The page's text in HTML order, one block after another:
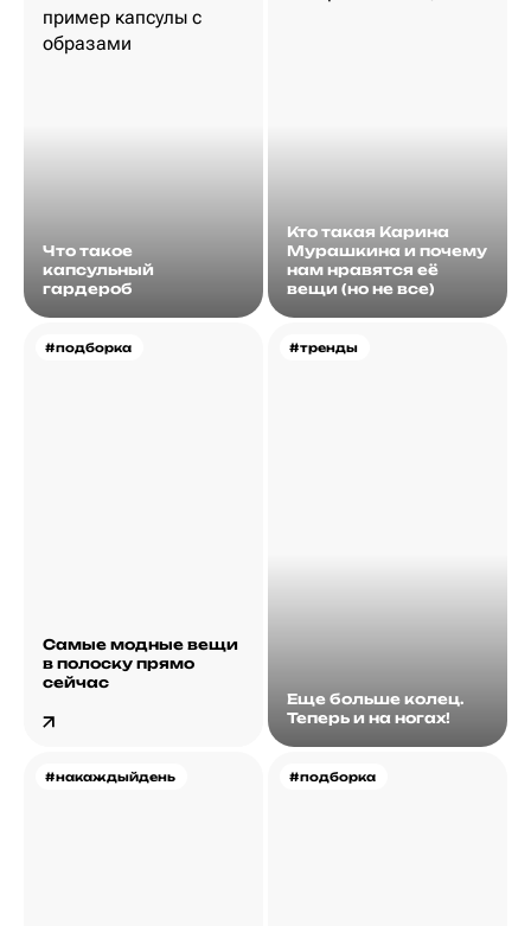
Что такое
капсульный
гардероб
Кто такая Карина
Мурашкина и почему
нам нравятся её
вещи (но не все)
#подборка
Самые модные вещи
в полоску прямо
сейчас
#тренды
Еще больше колец.
Теперь и на ногах!
#накаждыйдень #подборка